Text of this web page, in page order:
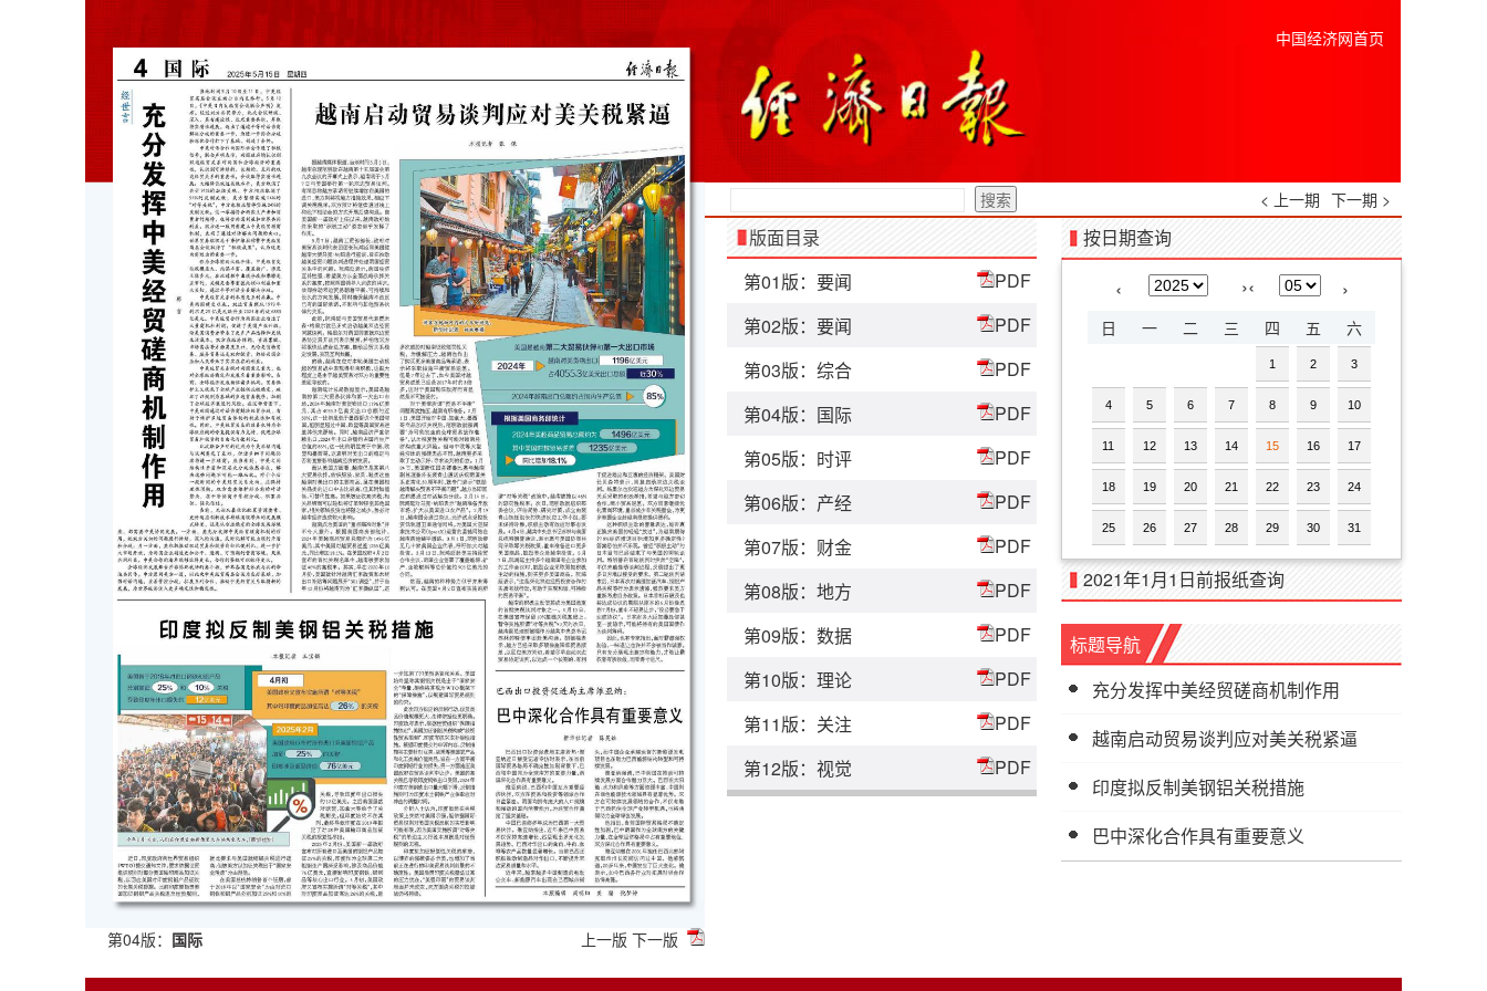
第04版： 国际 上一版 下一版
中国经济网首页
< 上一期 下一期 >
版面目录
第01版：要闻
PDF
第02版：要闻
PDF
第03版：综合
PDF
第04版：国际
PDF
第05版：时评
PDF
第06版：产经
PDF
第07版：财金
PDF
第08版：地方
PDF
第09版：数据
PDF
第10版：理论
PDF
第11版：关注
PDF
第12版：视觉
PDF
按日期查询
‹ ›‹ ›
日 一 二 三 四 五 六
1 2 3
4 5 6 7 8 9 10
11 12 13 14 15 16 17
18 19 20 21 22 23 24
25 26 27 28 29 30 31
2021年1月1日前报纸查询
标题导航
充分发挥中美经贸磋商机制作用
越南启动贸易谈判应对美关税紧逼
印度拟反制美钢铝关税措施
巴中深化合作具有重要意义